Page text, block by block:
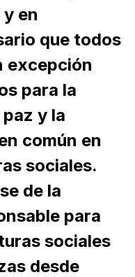
en
que todos
excepción
para la
y la
común en
sociales.
de la
para
sociales
desde